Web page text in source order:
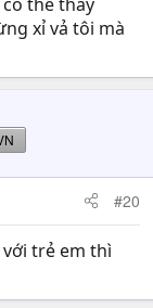
xỉ vả tôi mà
#20
trẻ em thì